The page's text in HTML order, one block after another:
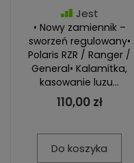
Jest
• Nowy zamiennik –
sworzeń regulowany•
Polaris RZR / Ranger /
General• Kalamitka,
kasowanie luzu...
110,00 zł
Do koszyka